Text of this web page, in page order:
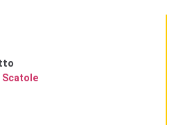
Scatole